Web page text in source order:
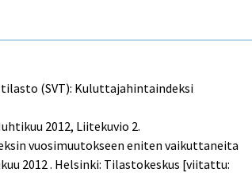
(SVT): Kuluttajahintaindeksi
2012, Liitekuvio 2.
vuosimuutokseen eniten vaikuttaneita
2012 . Helsinki: Tilastokeskus [viitattu: